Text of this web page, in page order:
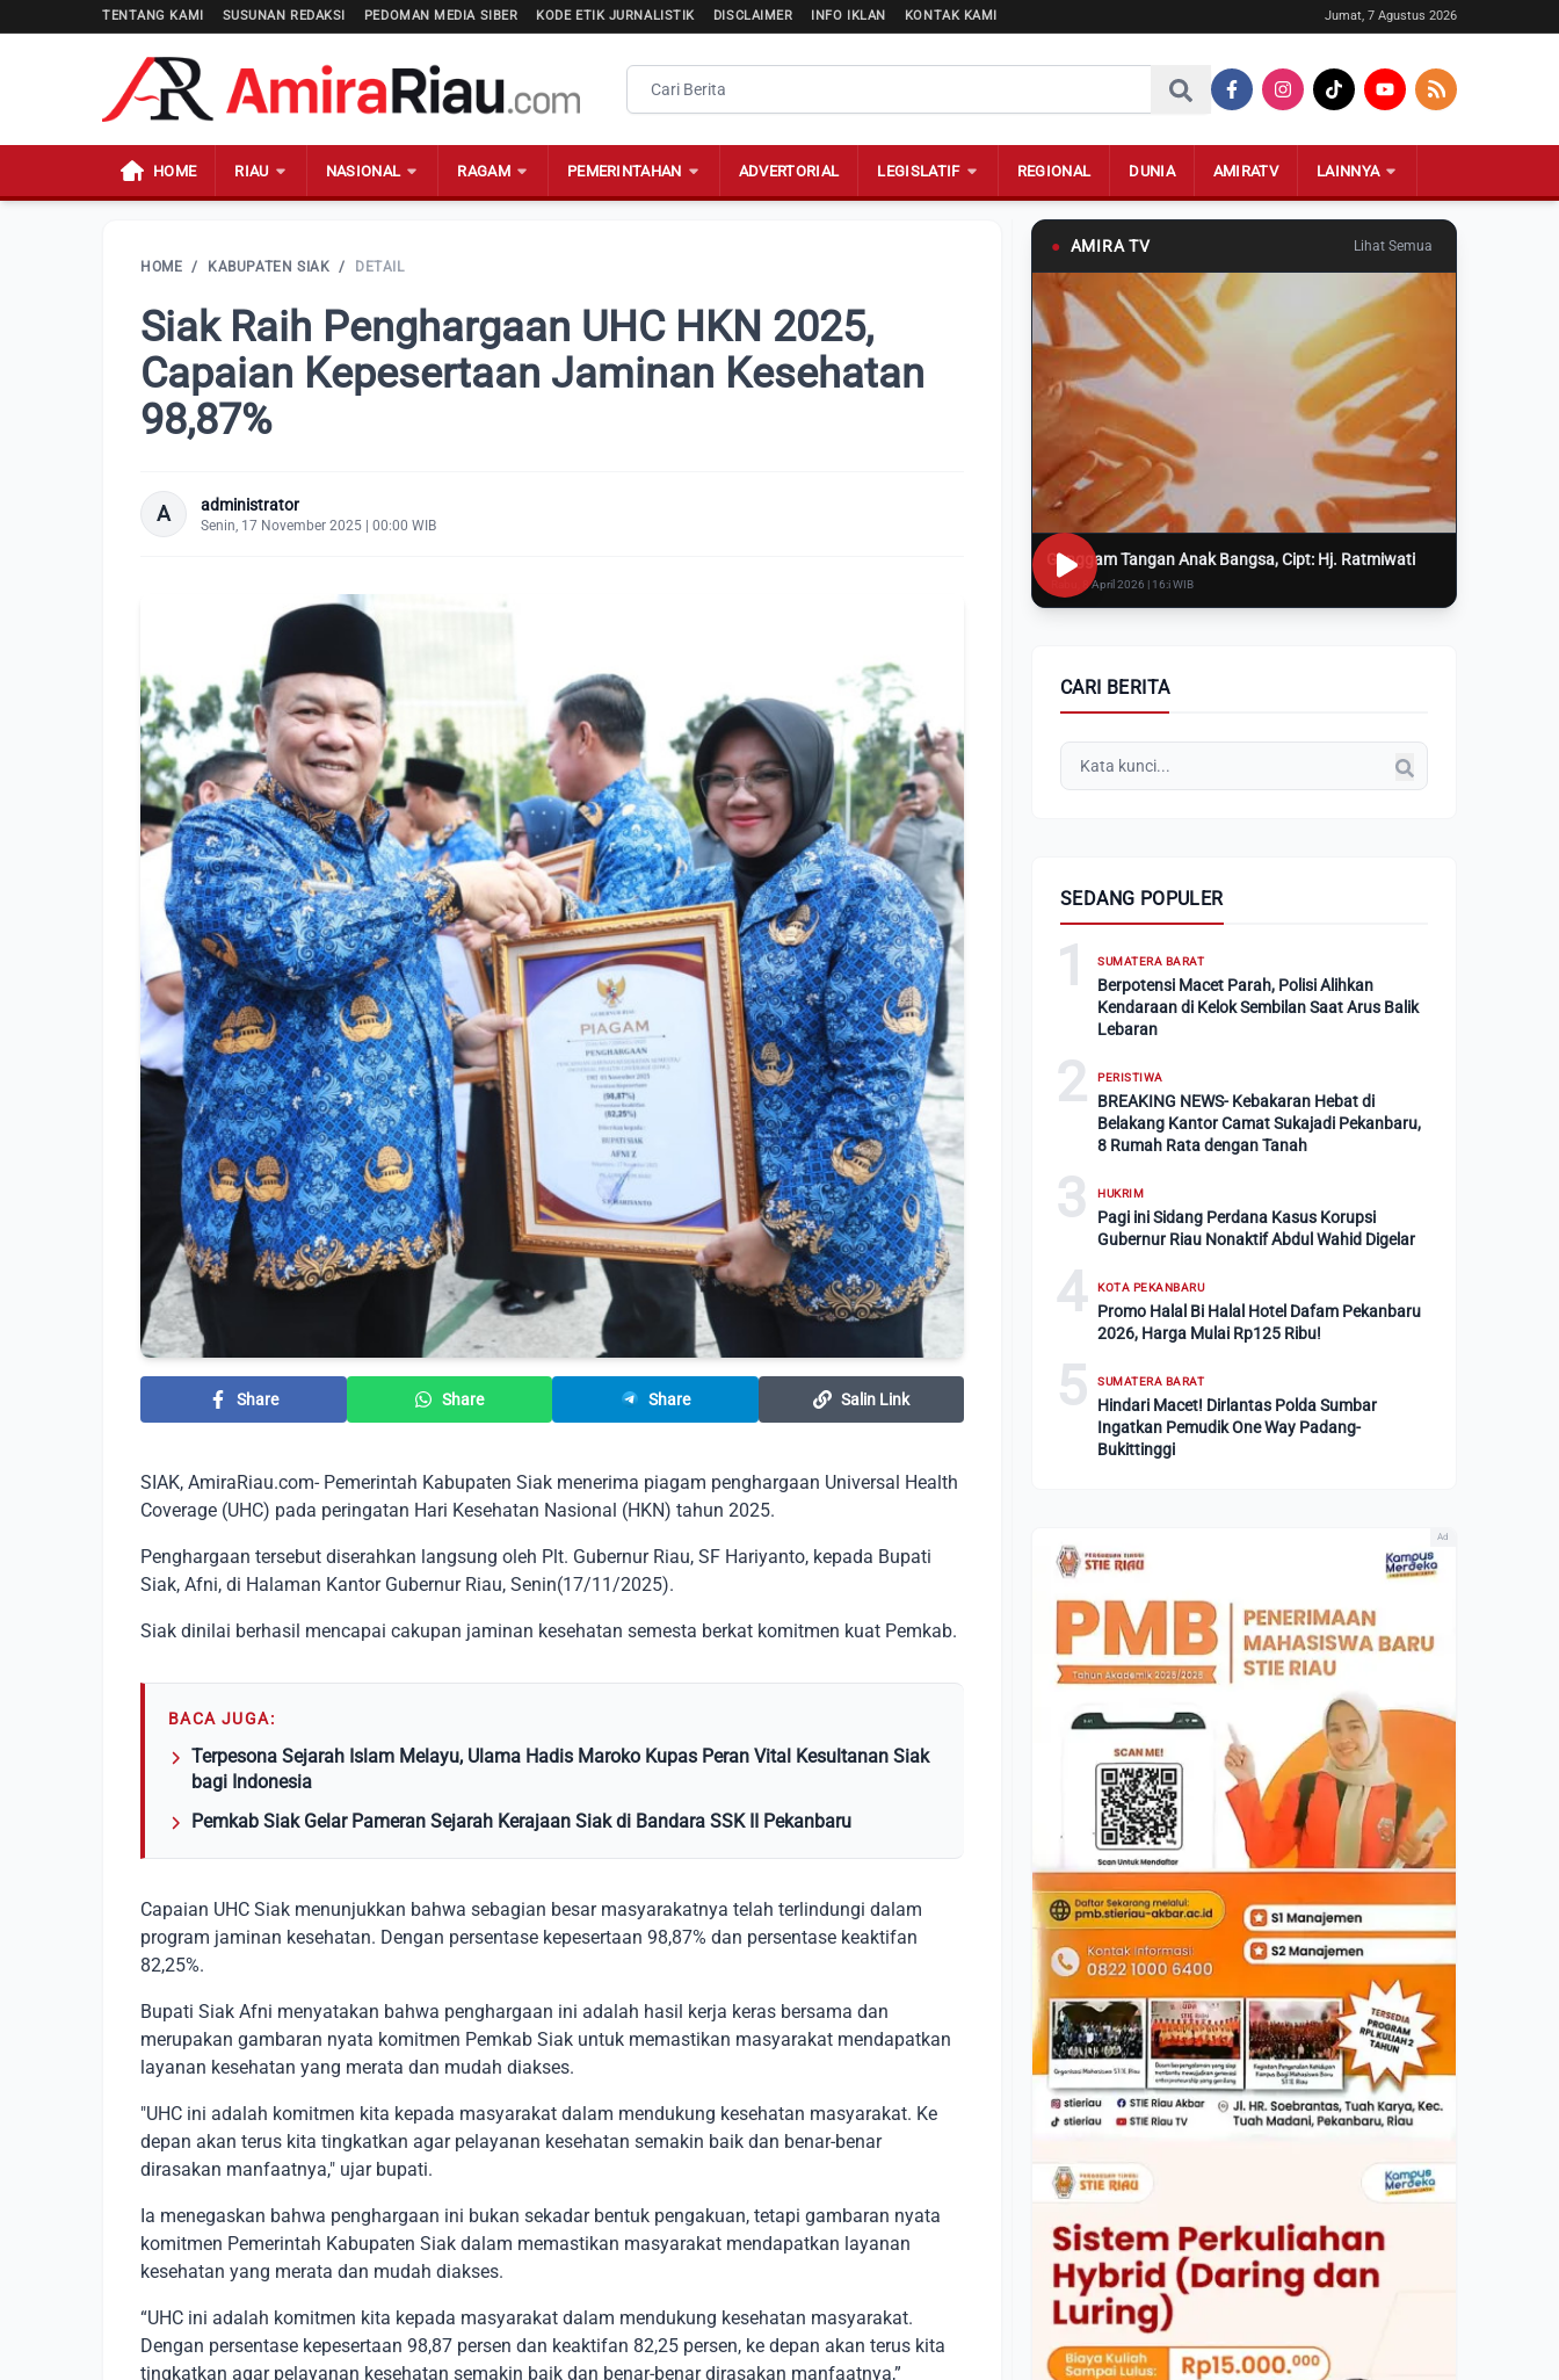
TENTANG KAMI SUSUNAN REDAKSI PEDOMAN MEDIA SIBER KODE ETIK JURNALISTIK DISCLAIMER INFO IKLAN KONTAK KAMI Jumat, 7 Agustus 2026
HOME RIAU NASIONAL RAGAM PEMERINTAHAN ADVERTORIAL LEGISLATIF REGIONAL DUNIA AMIRATV LAINNYA
HOME / KABUPATEN SIAK / DETAIL
Siak Raih Penghargaan UHC HKN 2025,
Capaian Kepesertaan Jaminan Kesehatan
98,87%
A administrator
Senin, 17 November 2025 | 00:00 WIB
Share Share Share Salin Link
SIAK, AmiraRiau.com- Pemerintah Kabupaten Siak menerima piagam penghargaan Universal Health
Coverage (UHC) pada peringatan Hari Kesehatan Nasional (HKN) tahun 2025.
Penghargaan tersebut diserahkan langsung oleh Plt. Gubernur Riau, SF Hariyanto, kepada Bupati
Siak, Afni, di Halaman Kantor Gubernur Riau, Senin(17/11/2025).
Siak dinilai berhasil mencapai cakupan jaminan kesehatan semesta berkat komitmen kuat Pemkab.
BACA JUGA:
Terpesona Sejarah Islam Melayu, Ulama Hadis Maroko Kupas Peran Vital Kesultanan Siak
bagi Indonesia
Pemkab Siak Gelar Pameran Sejarah Kerajaan Siak di Bandara SSK II Pekanbaru
Capaian UHC Siak menunjukkan bahwa sebagian besar masyarakatnya telah terlindungi dalam
program jaminan kesehatan. Dengan persentase kepesertaan 98,87% dan persentase keaktifan
82,25%.
Bupati Siak Afni menyatakan bahwa penghargaan ini adalah hasil kerja keras bersama dan
merupakan gambaran nyata komitmen Pemkab Siak untuk memastikan masyarakat mendapatkan
layanan kesehatan yang merata dan mudah diakses.
"UHC ini adalah komitmen kita kepada masyarakat dalam mendukung kesehatan masyarakat. Ke
depan akan terus kita tingkatkan agar pelayanan kesehatan semakin baik dan benar-benar
dirasakan manfaatnya," ujar bupati.
Ia menegaskan bahwa penghargaan ini bukan sekadar bentuk pengakuan, tetapi gambaran nyata
komitmen Pemerintah Kabupaten Siak dalam memastikan masyarakat mendapatkan layanan
kesehatan yang merata dan mudah diakses.
“UHC ini adalah komitmen kita kepada masyarakat dalam mendukung kesehatan masyarakat.
Dengan persentase kepesertaan 98,87 persen dan keaktifan 82,25 persen, ke depan akan terus kita
tingkatkan agar pelayanan kesehatan semakin baik dan benar-benar dirasakan manfaatnya,”
● AMIRA TV Lihat Semua
Genggam Tangan Anak Bangsa, Cipt: Hj. Ratmiwati
Rabu, 8 April 2026 | 16:i WIB
CARI BERITA
SEDANG POPULER
1 SUMATERA BARAT
Berpotensi Macet Parah, Polisi Alihkan
Kendaraan di Kelok Sembilan Saat Arus Balik
Lebaran
2 PERISTIWA
BREAKING NEWS- Kebakaran Hebat di
Belakang Kantor Camat Sukajadi Pekanbaru,
8 Rumah Rata dengan Tanah
3 HUKRIM
Pagi ini Sidang Perdana Kasus Korupsi
Gubernur Riau Nonaktif Abdul Wahid Digelar
4 KOTA PEKANBARU
Promo Halal Bi Halal Hotel Dafam Pekanbaru
2026, Harga Mulai Rp125 Ribu!
5 SUMATERA BARAT
Hindari Macet! Dirlantas Polda Sumbar
Ingatkan Pemudik One Way Padang-
Bukittinggi
Ad